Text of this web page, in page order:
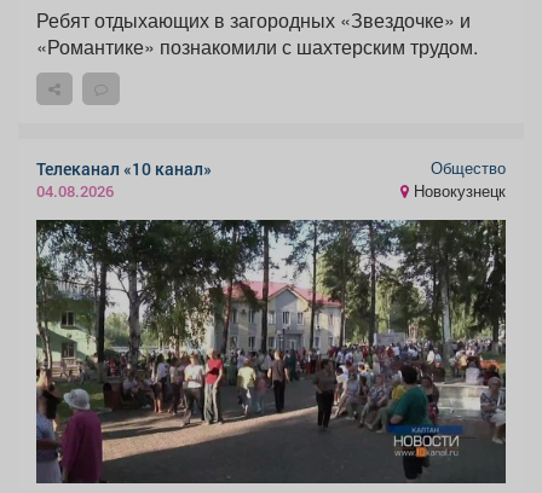
Ребят отдыхающих в загородных «Звездочке» и
«Романтике» познакомили с шахтерским трудом.
Телеканал «10 канал»
04.08.2026
Общество
Новокузнецк